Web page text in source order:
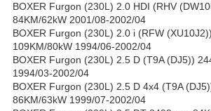
BOXER Furgon (230L) 2.0 HDI (RHV
84KM/62kW 2001/08-2002/04
BOXER Furgon (230L) 2.0 i (RFW
109KM/80kW 1994/06-2002/04
BOXER Furgon (230L) 2.5 D (T9A (DJ5))
1994/03-2002/04
BOXER Furgon (230L) 2.5 D 4x4 (T9A
86KM/63kW 1999/07-2002/04